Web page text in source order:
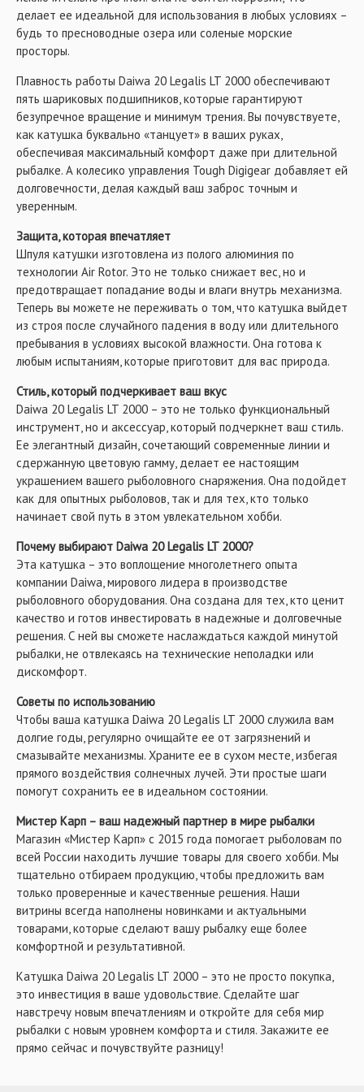
делает ее идеальной для использования в любых условиях –
будь то пресноводные озера или соленые морские
просторы.
Плавность работы Daiwa 20 Legalis LT 2000 обеспечивают
пять шариковых подшипников, которые гарантируют
безупречное вращение и минимум трения. Вы почувствуете,
как катушка буквально «танцует» в ваших руках,
обеспечивая максимальный комфорт даже при длительной
рыбалке. А колесико управления Tough Digigear добавляет ей
долговечности, делая каждый ваш заброс точным и
уверенным.
Защита, которая впечатляет
Шпуля катушки изготовлена из полого алюминия по
технологии Air Rotor. Это не только снижает вес, но и
предотвращает попадание воды и влаги внутрь механизма.
Теперь вы можете не переживать о том, что катушка выйдет
из строя после случайного падения в воду или длительного
пребывания в условиях высокой влажности. Она готова к
любым испытаниям, которые приготовит для вас природа.
Стиль, который подчеркивает ваш вкус
Daiwa 20 Legalis LT 2000 – это не только функциональный
инструмент, но и аксессуар, который подчеркнет ваш стиль.
Ее элегантный дизайн, сочетающий современные линии и
сдержанную цветовую гамму, делает ее настоящим
украшением вашего рыболовного снаряжения. Она подойдет
как для опытных рыболовов, так и для тех, кто только
начинает свой путь в этом увлекательном хобби.
Почему выбирают Daiwa 20 Legalis LT 2000?
Эта катушка – это воплощение многолетнего опыта
компании Daiwa, мирового лидера в производстве
рыболовного оборудования. Она создана для тех, кто ценит
качество и готов инвестировать в надежные и долговечные
решения. С ней вы сможете наслаждаться каждой минутой
рыбалки, не отвлекаясь на технические неполадки или
дискомфорт.
Советы по использованию
Чтобы ваша катушка Daiwa 20 Legalis LT 2000 служила вам
долгие годы, регулярно очищайте ее от загрязнений и
смазывайте механизмы. Храните ее в сухом месте, избегая
прямого воздействия солнечных лучей. Эти простые шаги
помогут сохранить ее в идеальном состоянии.
Мистер Карп – ваш надежный партнер в мире рыбалки
Магазин «Мистер Карп» с 2015 года помогает рыболовам по
всей России находить лучшие товары для своего хобби. Мы
тщательно отбираем продукцию, чтобы предложить вам
только проверенные и качественные решения. Наши
витрины всегда наполнены новинками и актуальными
товарами, которые сделают вашу рыбалку еще более
комфортной и результативной.
Катушка Daiwa 20 Legalis LT 2000 – это не просто покупка,
это инвестиция в ваше удовольствие. Сделайте шаг
навстречу новым впечатлениям и откройте для себя мир
рыбалки с новым уровнем комфорта и стиля. Закажите ее
прямо сейчас и почувствуйте разницу!